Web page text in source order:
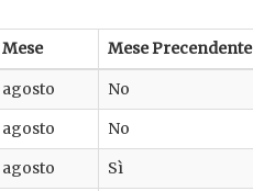
Mese Mese Precendente
agosto No
agosto No
agosto Sì